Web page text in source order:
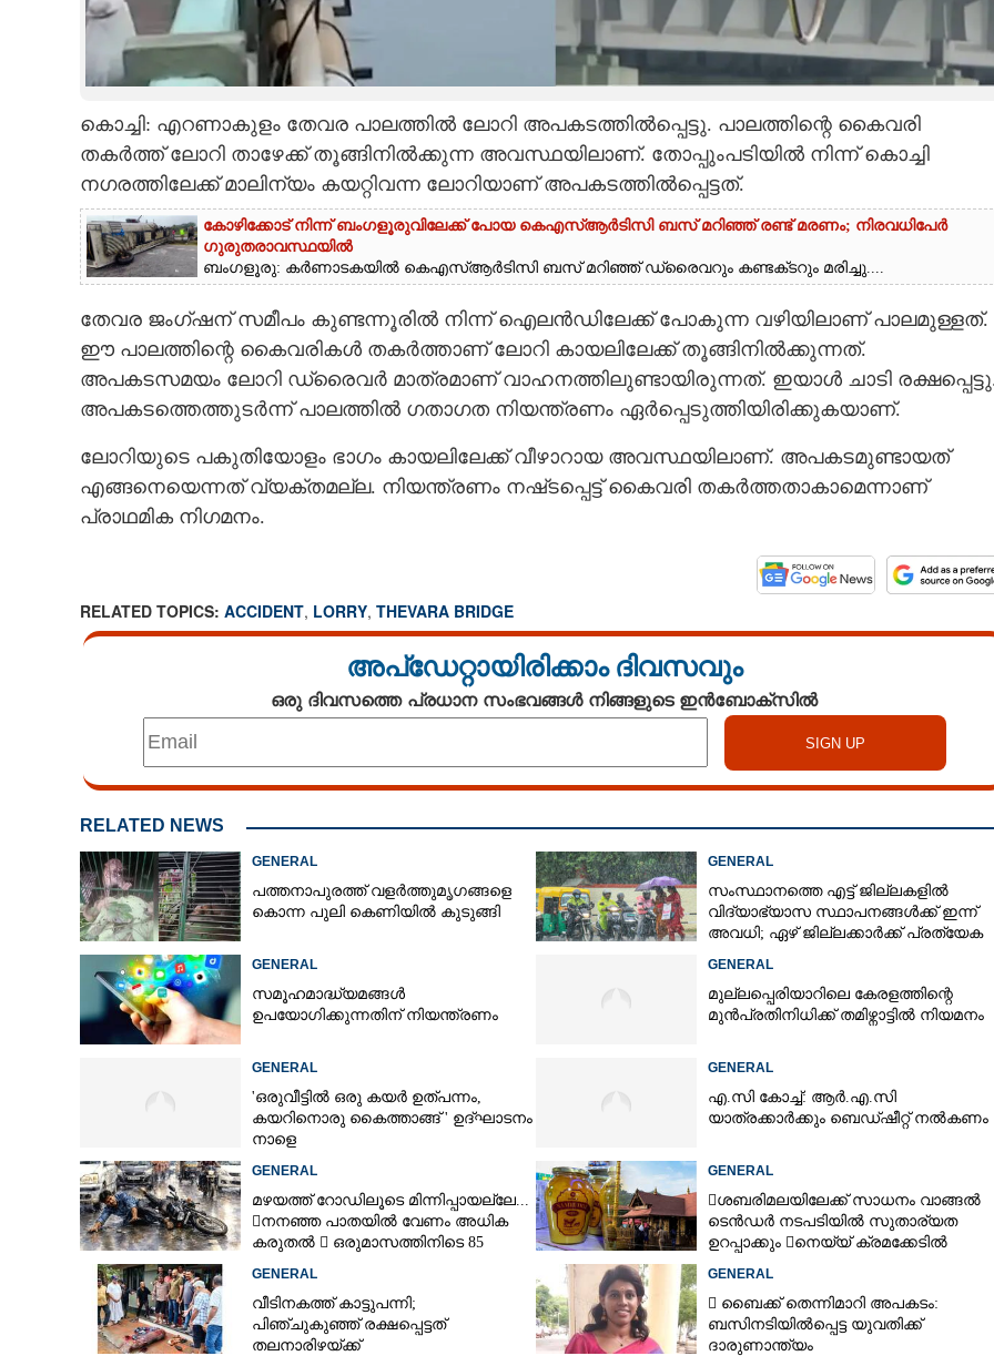
CARTOONS
LITERATURE
CONTACT US
കൊച്ചി: എറണാകുളം തേവര പാലത്തിൽ ലോറി അപകടത്തിൽപ്പെട്ടു. പാലത്തിന്റെ കൈവരി
തകർത്ത് ലോറി താഴേക്ക് തൂങ്ങിനിൽക്കുന്ന അവസ്ഥയിലാണ്. തോപ്പുംപടിയിൽ നിന്ന് കൊച്ചി
നഗരത്തിലേക്ക് മാലിന്യം കയറ്റിവന്ന ലോറിയാണ് അപകടത്തിൽപ്പെട്ടത്.
കോഴിക്കോട് നിന്ന് ബംഗളൂരുവിലേക്ക് പോയ കെഎസ്‌ആർടിസി ബസ് മറിഞ്ഞ് രണ്ട് മരണം; നിരവധിപേർ
ഗുരുതരാവസ്ഥയിൽ
ബംഗളൂരു: കർണാടകയിൽ കെഎസ്‌ആർടിസി ബസ് മറിഞ്ഞ് ഡ്രൈവറും കണ്ടക്‌ടറും മരിച്ചു....
തേവര ജംഗ്‌ഷന് സമീപം കുണ്ടന്നൂരിൽ നിന്ന് ഐലൻഡിലേക്ക് പോകുന്ന വഴിയിലാണ് പാലമുള്ളത്.
ഈ പാലത്തിന്റെ കൈവരികൾ തകർത്താണ് ലോറി കായലിലേക്ക് തൂങ്ങിനിൽക്കുന്നത്.
അപകടസമയം ലോറി ഡ്രൈവർ മാത്രമാണ് വാഹനത്തിലുണ്ടായിരുന്നത്. ഇയാൾ ചാടി
അപകടത്തെത്തുടർന്ന് പാലത്തിൽ ഗതാഗത നിയന്ത്രണം ഏർപ്പെടുത്തിയിരിക്കുകയാണ്.
ലോറിയുടെ പകുതിയോളം ഭാഗം കായലിലേക്ക് വീഴാറായ അവസ്ഥയിലാണ്. അപകടമുണ്ടായത്
എങ്ങനെയെന്നത് വ്യക്തമല്ല. നിയന്ത്രണം നഷ്‌ടപ്പെട്ട് കൈവരി തകർത്തതാകാമെന്നാണ്
പ്രാഥമിക നിഗമനം.
RELATED TOPICS: ACCIDENT, LORRY, THEVARA BRIDGE
അപ്ഡേറ്റായിരിക്കാം ദിവസവും
ഒരു ദിവസത്തെ പ്രധാന സംഭവങ്ങൾ നിങ്ങളുടെ ഇൻബോക്സിൽ
RELATED NEWS
GENERAL
പത്തനാപുരത്ത് വളർത്തുമൃഗങ്ങളെ
കൊന്ന പുലി കെണിയിൽ കുടുങ്ങി
GENERAL
സംസ്ഥാനത്തെ എട്ട് ജില്ലകളിൽ
വിദ്യാഭ്യാസ സ്ഥാപനങ്ങൾക്ക് ഇന്ന്
അവധി; ഏഴ് ജില്ലക്കാർക്ക് പ്രത്യേക
GENERAL
സമൂഹമാദ്ധ്യമങ്ങൾ
ഉപയോഗിക്കുന്നതിന് നിയന്ത്രണം
GENERAL
മുല്ലപ്പെരിയാറിലെ കേരളത്തിന്റെ
മുൻപ്രതിനിധിക്ക് തമിഴ്നാട്ടിൽ നിയമനം
GENERAL
'ഒരുവീട്ടിൽ ഒരു കയർ ഉത്പന്നം,
കയറിനൊരു കൈത്താങ്ങ് ' ഉദ്ഘാടനം
നാളെ
GENERAL
എ.സി കോച്ച്: ആർ.എ.സി
യാത്രക്കാർക്കും ബെഡ്ഷീറ്റ് നൽകണം
GENERAL
മഴയത്ത് റോഡിലൂടെ മിന്നിപ്പായല്ലേ...
നനഞ്ഞ പാതയിൽ വേണം അധിക
കരുതൽ  ഒരുമാസത്തിനിടെ 85
GENERAL
ശബരിമലയിലേക്ക് സാധനം വാങ്ങൽ
ടെൻ‌ഡർ നടപടിയിൽ സുതാര്യത
ഉറപ്പാക്കും നെയ്യ് ക്രമക്കേടിൽ
GENERAL
വീടിനകത്ത് കാട്ടുപന്നി;
പിഞ്ചുകുഞ്ഞ് രക്ഷപ്പെട്ടത്
തലനാരിഴയ്ക്ക്
GENERAL
 ബൈക്ക് തെന്നിമാറി അപകടം:
ബസിനടിയിൽപ്പെട്ട യുവതിക്ക്
ദാരുണാന്ത്യം